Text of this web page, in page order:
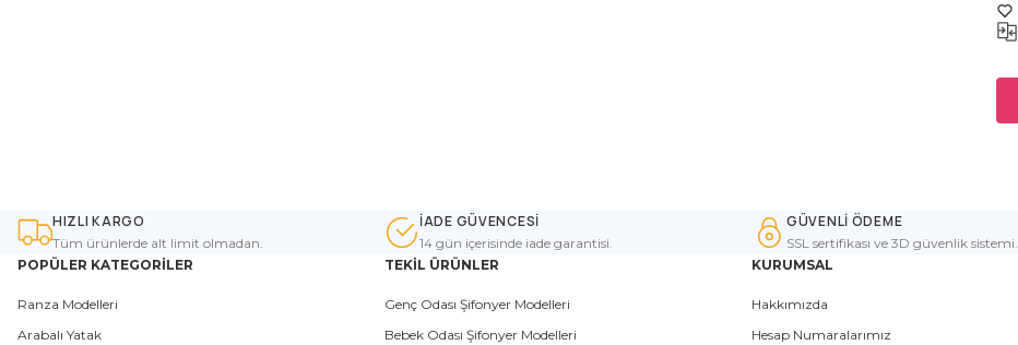
HIZLI KARGO
Tüm ürünlerde alt limit olmadan.
İADE GÜVENCESİ
14 gün içerisinde iade garantisi.
GÜVENLİ ÖDEME
SSL sertifikası ve 3D güvenlik sistemi.
POPÜLER KATEGORİLER
Ranza Modelleri
Arabalı Yatak
TEKİL ÜRÜNLER
Genç Odası Şifonyer Modelleri
Bebek Odası Şifonyer Modelleri
KURUMSAL
Hakkımızda
Hesap Numaralarımız